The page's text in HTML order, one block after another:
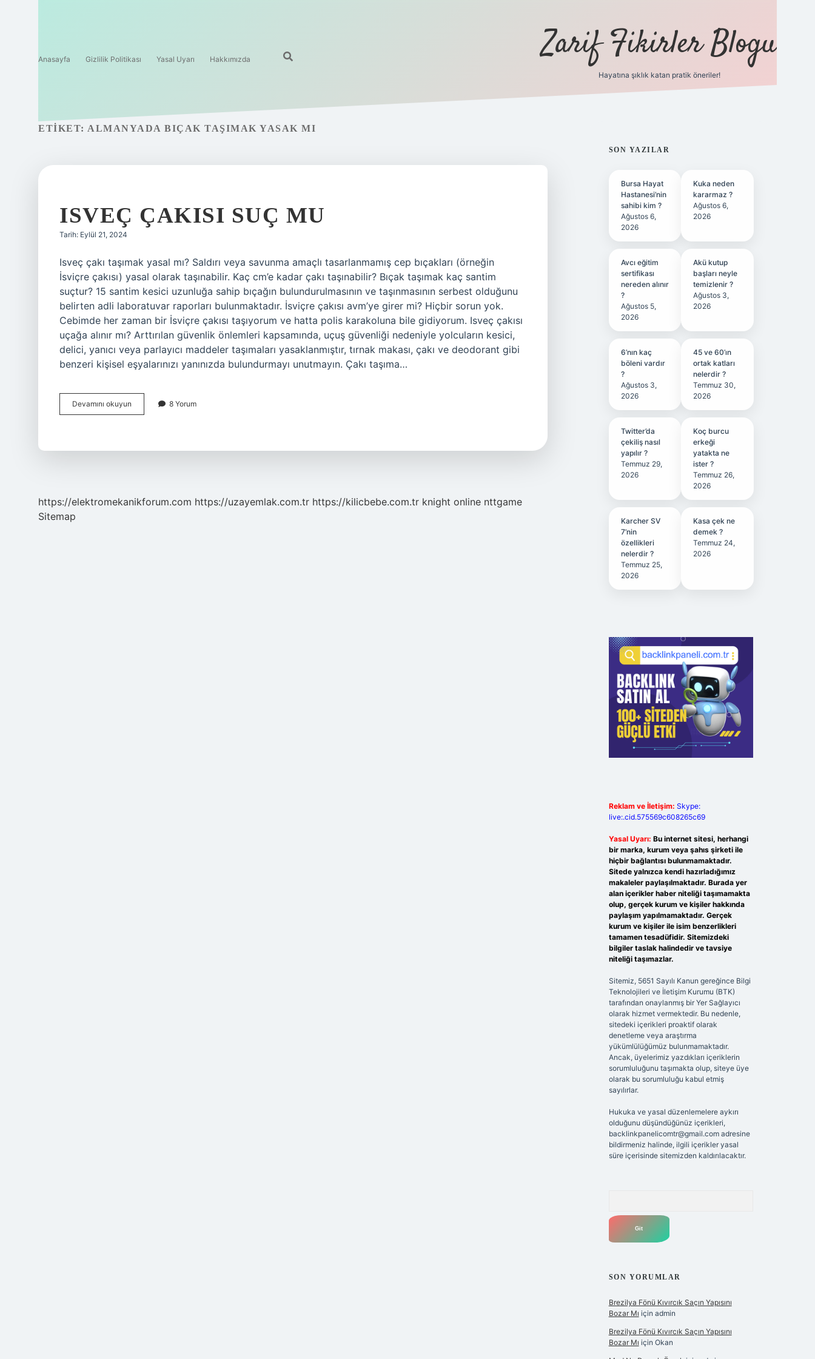
Anasayfa Gizlilik Politikası Yasal Uyarı Hakkımızda Zarif Fikirler Blogu
Hayatına şıklık katan pratik öneriler!
ETIKET: ALMANYADA BIÇAK TAŞIMAK YASAK MI
ISVEÇ ÇAKISI SUÇ MU
Tarih: Eylül 21, 2024
Isveç çakı taşımak yasal mı? Saldırı veya savunma amaçlı tasarlanmamış cep bıçakları (örneğin
İsviçre çakısı) yasal olarak taşınabilir. Kaç cm’e kadar çakı taşınabilir? Bıçak taşımak kaç santim
suçtur? 15 santim kesici uzunluğa sahip bıçağın bulundurulmasının ve taşınmasının serbest olduğunu
belirten adli laboratuvar raporları bulunmaktadır. İsviçre çakısı avm’ye girer mi? Hiçbir sorun yok.
Cebimde her zaman bir İsviçre çakısı taşıyorum ve hatta polis karakoluna bile gidiyorum. Isveç çakısı
uçağa alınır mı? Arttırılan güvenlik önlemleri kapsamında, uçuş güvenliği nedeniyle yolcuların kesici,
delici, yanıcı veya parlayıcı maddeler taşımaları yasaklanmıştır, tırnak makası, çakı ve deodorant gibi
benzeri kişisel eşyalarınızı yanınızda bulundurmayı unutmayın. Çakı taşıma…
Devamını okuyun
Çakısı
8 Yorum
https://elektromekanikforum.com https://uzayemlak.com.tr https://kilicbebe.com.tr knight online nttgame
Sitemap
SIDEBAR
SON YAZILAR
Bursa Hayat
Hastanesi’nin
sahibi kim ?
Ağustos 6,
2026
Kuka neden
kararmaz ?
Ağustos 6,
2026
Avcı eğitim
sertifikası
nereden alınır
?
Ağustos 5,
2026
Akü kutup
başları neyle
temizlenir ?
Ağustos 3,
2026
6’nın kaç
böleni vardır
?
Ağustos 3,
2026
45 ve 60’ın
ortak katları
nelerdir ?
Temmuz 30,
2026
Twitter’da
çekiliş nasıl
yapılır ?
Temmuz 29,
2026
Koç burcu
erkeği
yatakta ne
ister ?
Temmuz 26,
2026
Karcher SV
7’nin
özellikleri
nelerdir ?
Temmuz 25,
2026
Kasa çek ne
demek ?
Temmuz 24,
2026
Reklam ve İletişim: Skype:
live:.cid.575569c608265c69
Yasal Uyarı: Bu internet sitesi, herhangi
bir marka, kurum veya şahıs şirketi ile
hiçbir bağlantısı bulunmamaktadır.
Sitede yalnızca kendi hazırladığımız
makaleler paylaşılmaktadır. Burada yer
alan içerikler haber niteliği taşımamakta
olup, gerçek kurum ve kişiler hakkında
paylaşım yapılmamaktadır. Gerçek
kurum ve kişiler ile isim benzerlikleri
tamamen tesadüfidir. Sitemizdeki
bilgiler taslak halindedir ve tavsiye
niteliği taşımazlar.
Sitemiz, 5651 Sayılı Kanun gereğince Bilgi
Teknolojileri ve İletişim Kurumu (BTK)
tarafından onaylanmış bir Yer Sağlayıcı
olarak hizmet vermektedir. Bu nedenle,
sitedeki içerikleri proaktif olarak
denetleme veya araştırma
yükümlülüğümüz bulunmamaktadır.
Ancak, üyelerimiz yazdıkları içeriklerin
sorumluluğunu taşımakta olup, siteye üye
olarak bu sorumluluğu kabul etmiş
sayılırlar.
Hukuka ve yasal düzenlemelere aykırı
olduğunu düşündüğünüz içerikleri,
backlinkpanelicomtr@gmail.comadresine
bildirmeniz halinde, ilgili içerikler yasal
süre içerisinde sitemizden kaldırılacaktır.
SON YORUMLAR
Brezilya Fönü Kıvırcık Saçın Yapısını
Bozar Mı için admin
Brezilya Fönü Kıvırcık Saçın Yapısını
Bozar Mı için Okan